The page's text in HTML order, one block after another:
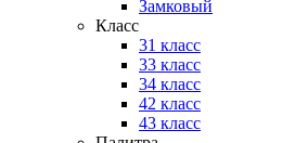
Замковый
Класс
31 класс
33 класс
34 класс
42 класс
43 класс